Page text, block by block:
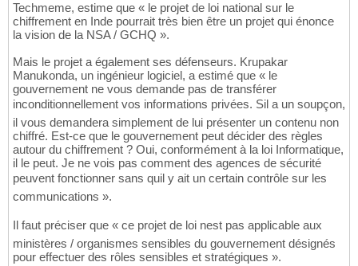
Techmeme, estime que « le projet de loi national sur le
chiffrement en Inde pourrait très bien être un projet qui énonce
la vision de la NSA / GCHQ ».
Mais le projet a également ses défenseurs. Krupakar
Manukonda, un ingénieur logiciel, a estimé que « le
gouvernement ne vous demande pas de transférer
inconditionnellement vos informations privées. Sil a un soupçon,
il vous demandera simplement de lui présenter un contenu non
chiffré. Est-ce que le gouvernement peut décider des règles
autour du chiffrement ? Oui, conformément à la loi Informatique,
il le peut. Je ne vois pas comment des agences de sécurité
peuvent fonctionner sans quil y ait un certain contrôle sur les
communications ».
Il faut préciser que « ce projet de loi nest pas applicable aux
ministères / organismes sensibles du gouvernement désignés
pour effectuer des rôles sensibles et stratégiques ».